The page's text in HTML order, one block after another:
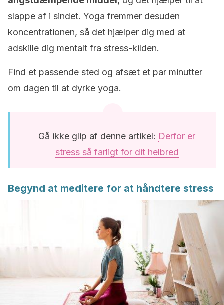
slappe af i sindet. Yoga fremmer desuden
koncentrationen, så det hjælper dig med at
adskille dig mentalt fra stress-kilden.
Find et passende sted og afsæt et par minutter
om dagen til at dyrke yoga.
Gå ikke glip af denne artikel: Derfor er
stress så farligt for dit helbred
Begynd at meditere for at håndtere stress